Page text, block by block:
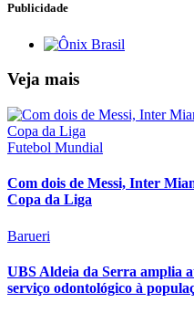
Publicidade
Veja mais
Futebol Mundial
Com dois de Messi, Inter
Copa da Liga
Barueri
UBS Aldeia da Serra amplia
serviço odontológico à